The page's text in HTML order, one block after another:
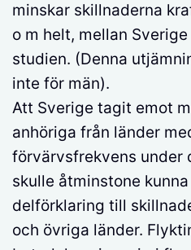
minskar skillnaderna
o m helt, mellan
studien. (Denna
inte för män).
Att Sverige tagit emot
anhöriga från länder
förvärvsfrekvens under
skulle åtminstone
delförklaring till
och övriga länder.